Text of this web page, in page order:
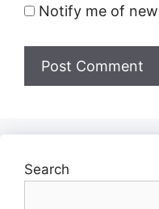
Notify me of
Search